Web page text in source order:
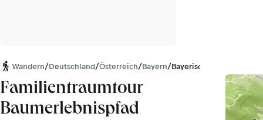
Wandern/Deutschland/Österreich/Bayern/Bayerische Voralpen
Familientraumtour
Baumerlebnispfad